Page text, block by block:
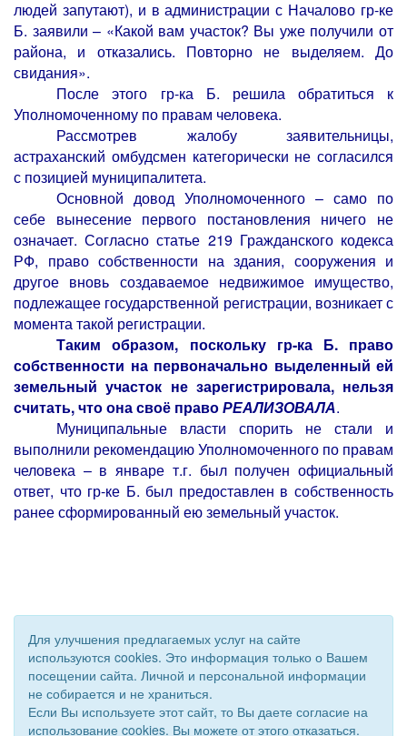
людей запутают), и вадминистрации с Началово гр-ке
Б. заявили – «Какой вам участок? Вы уже получили от
района, и отказались. Повторно не выделяем. До
свидания».
После этого гр-ка Б. решила обратиться к
Уполномоченному по правам человека.
Рассмотрев жалобу заявительницы,
астраханский омбудсмен категорически не согласился
с позицией муниципалитета.
Основной довод Уполномоченного – само по
себе вынесение первого постановления ничего не
означает. Согласно статье 219 Гражданского кодекса
РФ, право собственности на здания, сооружения и
другое вновь создаваемое недвижимое имущество,
подлежащее государственной регистрации, возникает с
момента такой регистрации.
Таким образом, поскольку гр-ка Б. право
собственности на первоначально выделенный ей
земельный участок не зарегистрировала, нельзя
считать, что она своё правоРЕАЛИЗОВАЛА.
Муниципальные власти спорить не стали и
выполнили рекомендацию Уполномоченного по правам
человека – в январе т.г. был получен официальный
ответ, что гр-ке Б. был предоставлен в собственность
ранее сформированный ею земельный участок.
Для улучшения предлагаемых услуг на сайте
используются cookies. Это информация только о Вашем
посещении сайта. Личной и персональной информации
не собирается и не храниться.
Если Вы используете этот сайт, то Вы даете согласие на
использование cookies. Вы можете от этого отказаться.